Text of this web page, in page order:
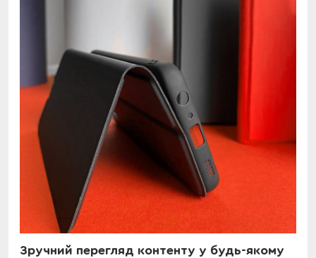
Зручний перегляд контенту у будь-якому